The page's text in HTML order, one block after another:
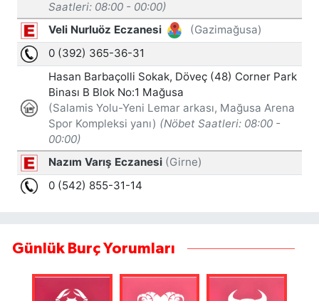
Günlük Burç Yorumları